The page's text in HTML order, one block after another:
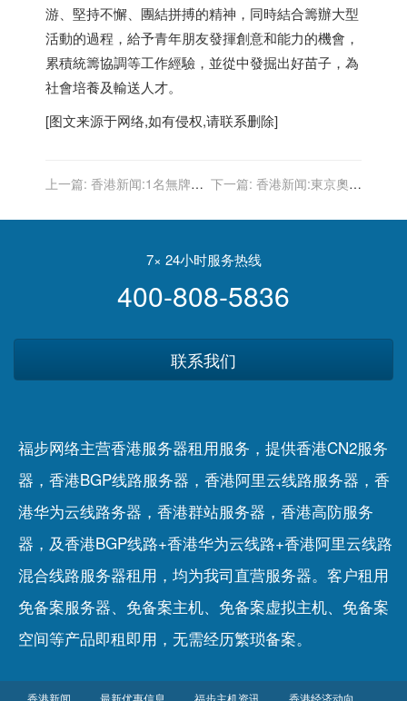
游、堅持不懈、團結拼搏的精神，同時結合籌辦大型
活動的過程，給予青年朋友發揮創意和能力的機會，
累積統籌協調等工作經驗，並從中發掘出好苗子，為
社會培養及輸送人才。
[图文来源于网络,如有侵权,请联系删除]
上一篇: 香港新闻:1名無牌收
法處理化學廢物被定罪
下一篇: 香港新闻:東京奧運
市民可一睹風采
7× 24小时服务热线
400-808-5836
联系我们
福步网络主营香港服务器租用服务，提供香港CN2服务
器，香港BGP线路服务器，香港阿里云线路服务器，香
港华为云线路务器，香港群站服务器，香港高防服务
器，及香港BGP线路+香港华为云线路+香港阿里云线路
混合线路服务器租用，均为我司直营服务器。客户租用
免备案服务器、 免备案主机、 免备案虚拟主机、 免备案
空间等产品即租即用，无需经历繁琐备案。